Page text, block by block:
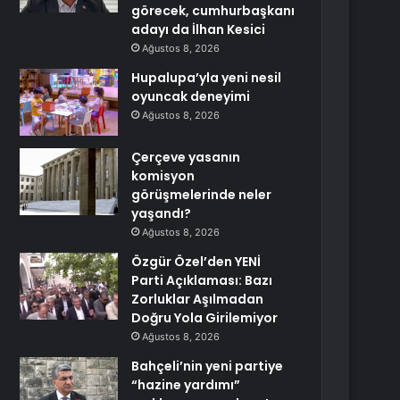
görecek, cumhurbaşkanı
adayı da İlhan Kesici
Ağustos 8, 2026
Hupalupa’yla yeni nesil
oyuncak deneyimi
Ağustos 8, 2026
Çerçeve yasanın
komisyon
görüşmelerinde neler
yaşandı?
Ağustos 8, 2026
Özgür Özel’den YENİ
Parti Açıklaması: Bazı
Zorluklar Aşılmadan
Doğru Yola Girilemiyor
Ağustos 8, 2026
Bahçeli’nin yeni partiye
“hazine yardımı”